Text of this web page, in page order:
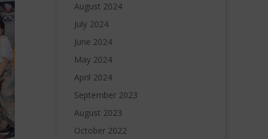
August 2024
July 2024
June 2024
May 2024
April 2024
September 2023
August 2023
October 2022